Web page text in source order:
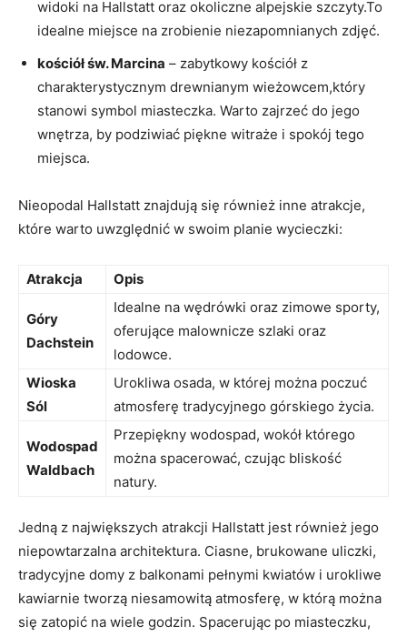
widoki na Hallstatt oraz okoliczne alpejskie szczyty.To
idealne miejsce na zrobienie niezapomnianych zdjęć.
kościół św. Marcina – zabytkowy kościół z
charakterystycznym drewnianym wieżowcem,który
stanowi symbol miasteczka. Warto zajrzeć do jego
wnętrza, by podziwiać piękne witraże i spokój tego
miejsca.
Nieopodal Hallstatt znajdują się również inne atrakcje,
które warto ⁤uwzględnić w⁢ swoim planie wycieczki:
Atrakcja Opis
Góry
Dachstein
Idealne⁤ na wędrówki oraz zimowe sporty,
oferujące malownicze szlaki oraz⁤
lodowce.
Wioska
Sól
Urokliwa osada, w której⁣ można poczuć
atmosferę tradycyjnego górskiego życia.
Wodospad
Waldbach
Przepiękny wodospad, wokół którego
można spacerować, czując bliskość
⁢natury.
Jedną z największych atrakcji Hallstatt jest również jego
niepowtarzalna architektura. Ciasne, brukowane uliczki,
tradycyjne domy z balkonami pełnymi kwiatów i ⁢urokliwe
kawiarnie tworzą​ niesamowitą atmosferę, w którą‍ można
się zatopić na wiele godzin. Spacerując po miasteczku,